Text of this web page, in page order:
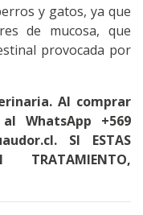
y gatos, ya que
de mucosa, que
provocada por
Al comprar
WhatsApp +569
SI ESTAS